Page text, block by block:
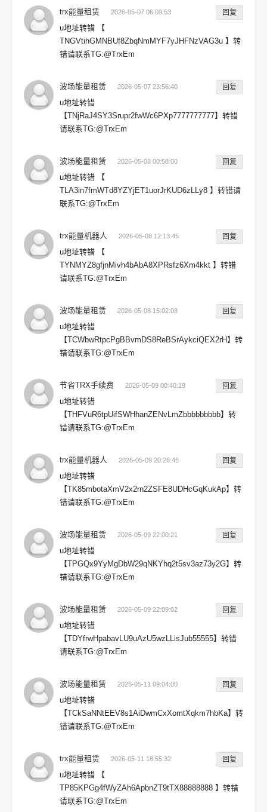
trx能量租赁 2026-05-07 06:09:53 回复
u地址转错 【
TNGVtihGMNBUf8ZbqNmMYF7yJHFNzVAG3u 】转
错请联系TG:@TrxEm
波场能量租赁 2026-05-07 23:56:40 回复
u地址转错
【TNjRaJ4SY3Srupr2fwWc6PXp7777777777】转错
请联系TG:@TrxEm
波场能量租赁 2026-05-08 00:58:00 回复
u地址转错 【
TLA3in7fmWTd8YZYjET1uorJrKUD6zLLy8 】转错请
联系TG:@TrxEm
trx能量机器人 2026-05-08 12:13:45 回复
u地址转错 【
TYNMYZ8gfjnMivh4bAbA8XPRsfz6Xm4kkt 】转错
请联系TG:@TrxEm
波场能量租赁 2026-05-08 15:02:08 回复
u地址转错
【TCWbwRtpcPgBBvmDS8ReBSrAykciQEX2rH】转
错请联系TG:@TrxEm
节省TRX手续费 2026-05-09 00:40:19 回复
u地址转错
【THFVuR6tpUifSWHhanZENvLmZbbbbbbbbb】转
错请联系TG:@TrxEm
trx能量机器人 2026-05-09 20:26:46 回复
u地址转错
【TK85mbotaXmV2x2rn2ZSFE8UDHcGqKukAp】转
错请联系TG:@TrxEm
波场能量租赁 2026-05-09 22:00:21 回复
u地址转错
【TPGQx9YyMgDbW29qNKYhq2t5sv3az73y2G】转
错请联系TG:@TrxEm
波场能量租赁 2026-05-09 22:09:02 回复
u地址转错
【TDYfrwHpabavLU9uAzU5wzLLisJub55555】转错
请联系TG:@TrxEm
波场能量租赁 2026-05-11 09:04:00 回复
u地址转错
【TCkSaNNtEEV8s1AiDwmCxXomtXqkm7hbKa】转
错请联系TG:@TrxEm
trx能量租赁 2026-05-11 18:55:32 回复
u地址转错 【
TP85KPGg4fWyZAh6ApbnZT9tTX88888888 】转错
请联系TG:@TrxEm